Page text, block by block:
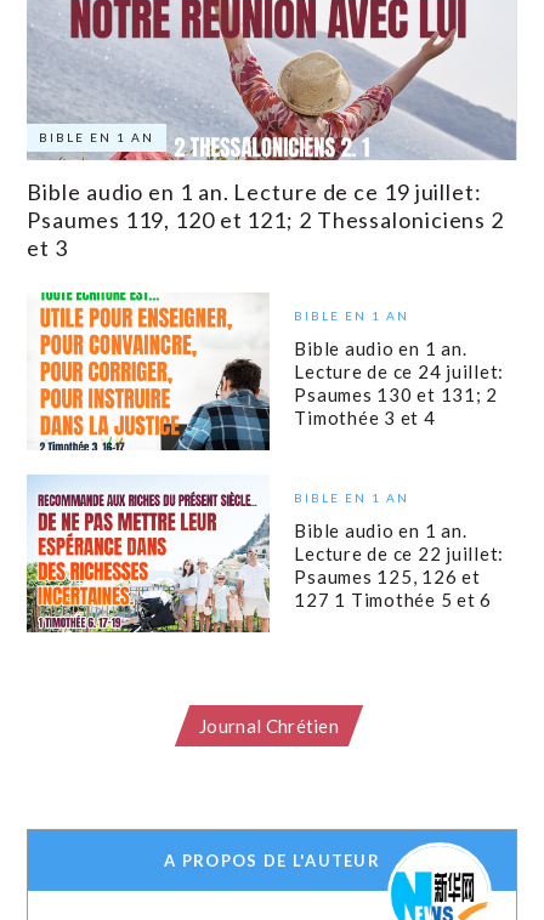
BIBLE EN 1 AN
Bible audio en 1 an. Lecture de ce 19 juillet:
Psaumes 119, 120 et 121; 2 Thessaloniciens 2
et 3
BIBLE EN 1 AN
Bible audio en 1 an.
Lecture de ce 24 juillet:
Psaumes 130 et 131; 2
Timothée 3 et 4
BIBLE EN 1 AN
Bible audio en 1 an.
Lecture de ce 22 juillet:
Psaumes 125, 126 et
127 1 Timothée 5 et 6
Journal Chrétien
A PROPOS DE L'AUTEUR